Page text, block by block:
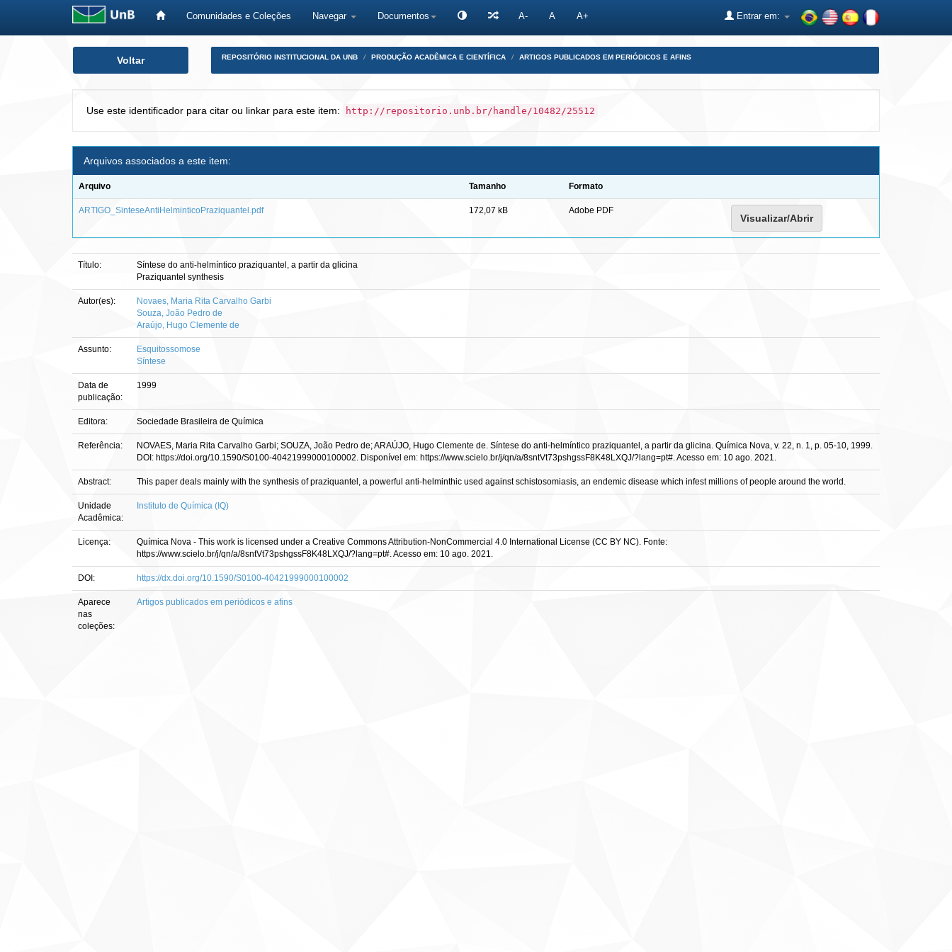
Comunidades e Coleções Navegar Documentos A- A A+ Entrar em:
Voltar REPOSITÓRIO INSTITUCIONAL DA UNB PRODUÇÃO ACADÊMICA E CIENTÍFICA ARTIGOS PUBLICADOS EM PERIÓDICOS E AFINS
Use este identificador para citar ou linkar para este item: http://repositorio.unb.br/handle/10482/25512
Arquivos associados a este item:
Arquivo Tamanho Formato
ARTIGO_SinteseAntiHelminticoPraziquantel.pdf 172,07 kB Adobe PDF
Visualizar/Abrir
Título:
Síntese do anti-helmíntico praziquantel, a partir da glicina
Praziquantel synthesis
Autor(es):
Novaes, Maria Rita Carvalho Garbi
Souza, João Pedro de
Araújo, Hugo Clemente de
Assunto:
Esquitossomose
Síntese
Data de
publicação:
1999
Editora: Sociedade Brasileira de Química
Referência:
NOVAES, Maria Rita Carvalho Garbi; SOUZA, João Pedro de; ARAÚJO, Hugo Clemente de. Síntese do anti-helmíntico praziquantel, a partir da glicina. Química Nova, v. 22, n. 1, p. 05-10, 1999.
DOI: https://doi.org/10.1590/S0100-40421999000100002. Disponível em: https://www.scielo.br/j/qn/a/8sntVt73pshgssF8K48LXQJ/?lang=pt#. Acesso em: 10 ago. 2021.
Abstract: This paper deals mainly with the synthesis of praziquantel, a powerful anti-helminthic used against schistosomiasis, an endemic disease which infest millions of people around the world.
Unidade
Acadêmica:
Instituto de Química (IQ)
Licença:
Química Nova - This work is licensed under a Creative Commons Attribution-NonCommercial 4.0 International License (CC BY NC). Fonte:
https://www.scielo.br/j/qn/a/8sntVt73pshgssF8K48LXQJ/?lang=pt#. Acesso em: 10 ago. 2021.
DOI: https://dx.doi.org/10.1590/S0100-40421999000100002
Aparece
nas
coleções:
Artigos publicados em periódicos e afins